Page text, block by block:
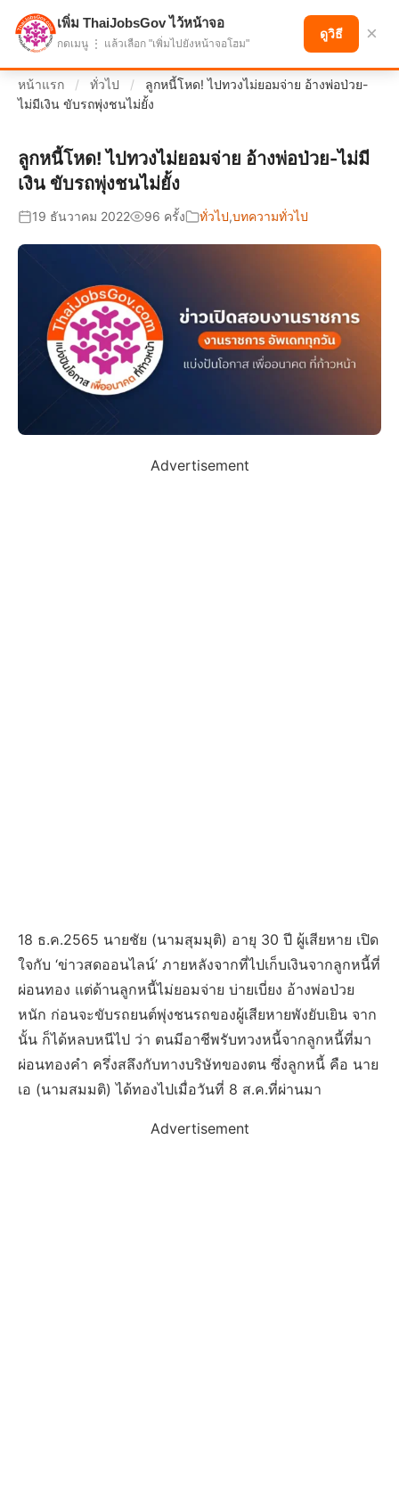
แบ่งปันโอกาส เพื่ออนาคตที่ก้าวหน้า
หน้าแรก / ทั่วไป /
ลูกหนี้โหด! ไปทวงไม่ยอมจ่าย อ้างพ่อป่วย-
ไม่มีเงิน ขับรถพุ่งชนไม่ยั้ง
ลูกหนี้โหด! ไปทวงไม่ยอมจ่าย อ้างพ่อป่วย-ไม่มี
เงิน ขับรถพุ่งชนไม่ยั้ง
19 ธันวาคม 2022 96 ครั้ง ทั่วไป,บทความทั่วไป
Advertisement
18 ธ.ค.2565 นายชัย (นามสุมมุติ) อายุ 30 ปี ผู้เสียหาย เปิด
ใจกับ ‘ข่าวสดออนไลน์’ ภายหลังจากที่ไปเก็บเงินจากลูกหนี้ที่
ผ่อนทอง แต่ด้านลูกหนี้ไม่ยอมจ่าย บ่ายเบี่ยง อ้างพ่อป่วย
หนัก ก่อนจะขับรถยนต์พุ่งชนรถของผู้เสียหายพังยับเยิน จาก
นั้น ก็ได้หลบหนีไป ว่า ตนมีอาชีพรับทวงหนี้จากลูกหนี้ที่มา
ผ่อนทองคำ ครึ่งสลึงกับทางบริษัทของตน ซึ่งลูกหนี้ คือ นาย
เอ (นามสมมติ) ได้ทองไปเมื่อวันที่ 8 ส.ค.ที่ผ่านมา
Advertisement
เพิ่ม ThaiJobsGov ไว้หน้าจอ
กดเมนู ⋮ แล้วเลือก "เพิ่มไปยังหน้าจอโฮม"
ดูวิธี ×